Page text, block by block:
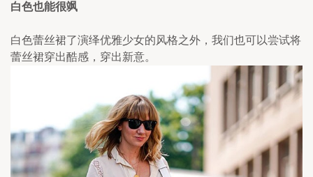
白色也能很飒
白色蕾丝裙了演绎优雅少女的风格之外，我们也可以尝试将
蕾丝裙穿出酷感，穿出新意。